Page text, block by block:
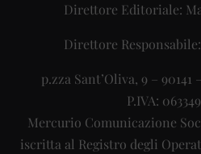
Direttore Editoriale:
Direttore
p.zza Sant’Oliva, 9 – 90141
P.IVA:
Mercurio Comunicazione
iscritta al Registro degli